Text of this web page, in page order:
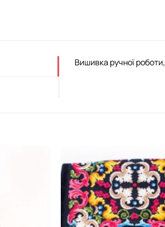
Вишивка ручної